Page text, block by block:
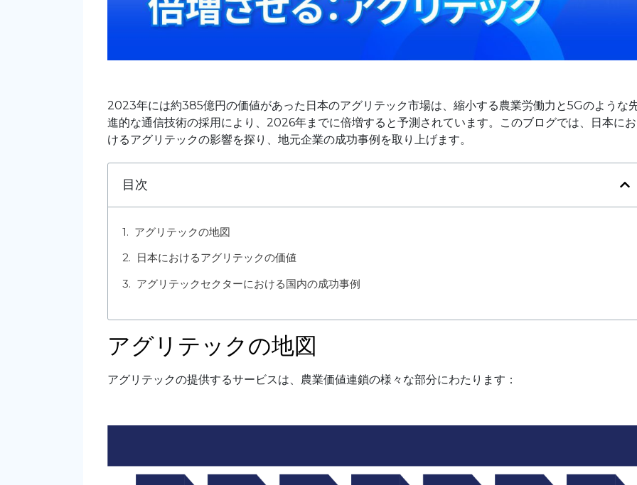
2023年には約385億円の価値があった日本のアグリテック市場は、縮小する農業労働力と5Gのような
進的な通信技術の採用により、2026年までに倍増すると予測されています。このブログでは、日本にお
けるアグリテックの影響を探り、地元企業の成功事例を取り上げます。
目次
アグリテックの地図
日本におけるアグリテックの価値
アグリテックセクターにおける国内の成功事例
アグリテックの地図
アグリテックの提供するサービスは、農業価値連鎖の様々な部分にわたります：